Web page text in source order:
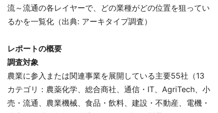
流～流通の各レイヤーで、どの業種がどの位置を狙ってい
るかを一覧化（出典: アーキタイプ調査）
レポートの概要
調査対象
農業に参入または関連事業を展開している主要55社（13
カテゴリ：農薬化学、総合商社、通信・IT、AgriTech、小
売・流通、農業機械、食品・飲料、建設・不動産、電機・